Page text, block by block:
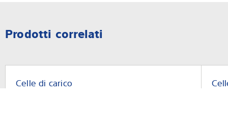
Prodotti correlati
Celle di carico